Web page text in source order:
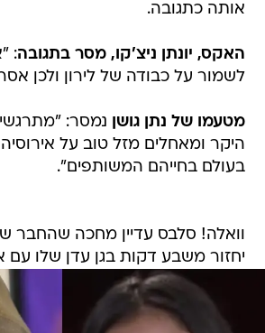
אותה כתגובה.
האקס, יונתן ניצ'קו, מסר בתגובה:
לשמור על כבודה של לירון ולכן
מטעמו של נתן גושן
נמסר:
היקר ומאחלים מזל טוב על
בעולם בחייהם המשותפים".
וואלה! סלבס עדיין מחכה שהחבר
יחזור משבע דקות בגן עדן שלו